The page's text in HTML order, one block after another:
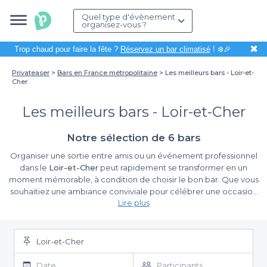
Quel type d'évènement
organisez-vous ?
Trop chaud pour faire la fête ? Réservez un bar climatisé! ❄️🎉 ✖
Privateaser Bars en France métropolitaine
Les meilleurs bars - Loir-et-
Cher
Les meilleurs bars - Loir-et-Cher
Notre sélection de 6 bars
Organiser une sortie entre amis ou un événement professionnel
dans le Loir-et-Cher peut rapidement se transformer en un
moment mémorable, à condition de choisir le bon bar. Que vous
souhaitiez une ambiance conviviale pour célébrer une occasion
spéciale ou un cadre détendu pour un afterwork, cette
regorge debars uniquescapables de répondre à vos attentes.
Un choix varié pour tous les goûts
Grâce àPrivateaser
Lire plus
Loir-et-Cher